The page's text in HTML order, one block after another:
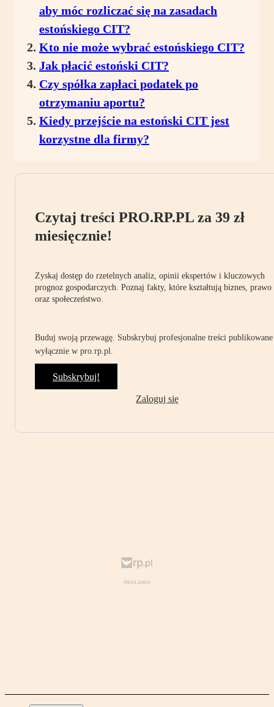
aby móc rozliczać się na zasadach
estońskiego CIT?
Kto nie może wybrać estońskiego CIT?
Jak płacić estoński CIT?
Czy spółka zapłaci podatek po
otrzymaniu aportu?
Kiedy przejście na estoński CIT jest
korzystne dla firmy?
Czytaj treści PRO.RP.PL za 39 zł
miesięcznie!
Zyskaj dostęp do rzetelnych analiz, opinii ekspertów i kluczowych
prognoz gospodarczych. Poznaj fakty, które kształtują biznes, prawo
oraz społeczeństwo.
Buduj swoją przewagę. Subskrybuj profesjonalne treści publikowane
wyłącznie w pro.rp.pl.
Subskrybuj!
Zaloguj się